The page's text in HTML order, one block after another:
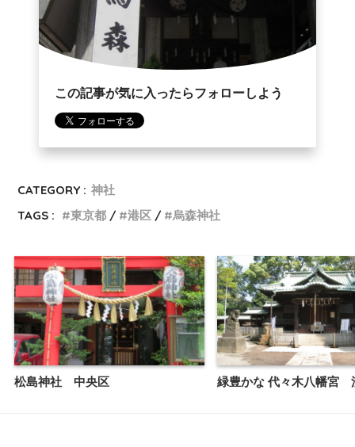
この記事が気に入ったらフォローしよう
CATEGORY : 神社
TAGS :
東京都 港区 烏森神社
松島神社 中央区 緑豊かな 代々木八幡宮